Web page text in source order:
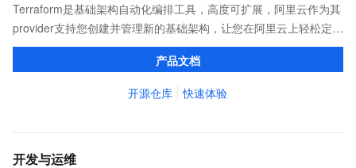
Terraform是基础架构自动化编排工具，高度可扩展，阿里云作为其
provider支持您创建并管理新的基础架构，让您在阿里云上轻松定
义、预览和部署云资源，实现云上自动化需求。
产品文档
开源仓库 快速体验
开发与运维